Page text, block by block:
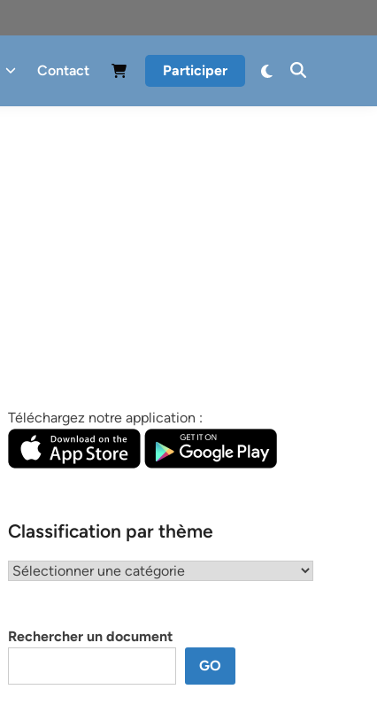
Contact Participer
Téléchargez notre application :
Classification par thème
Classification
Rechercher un document
GO